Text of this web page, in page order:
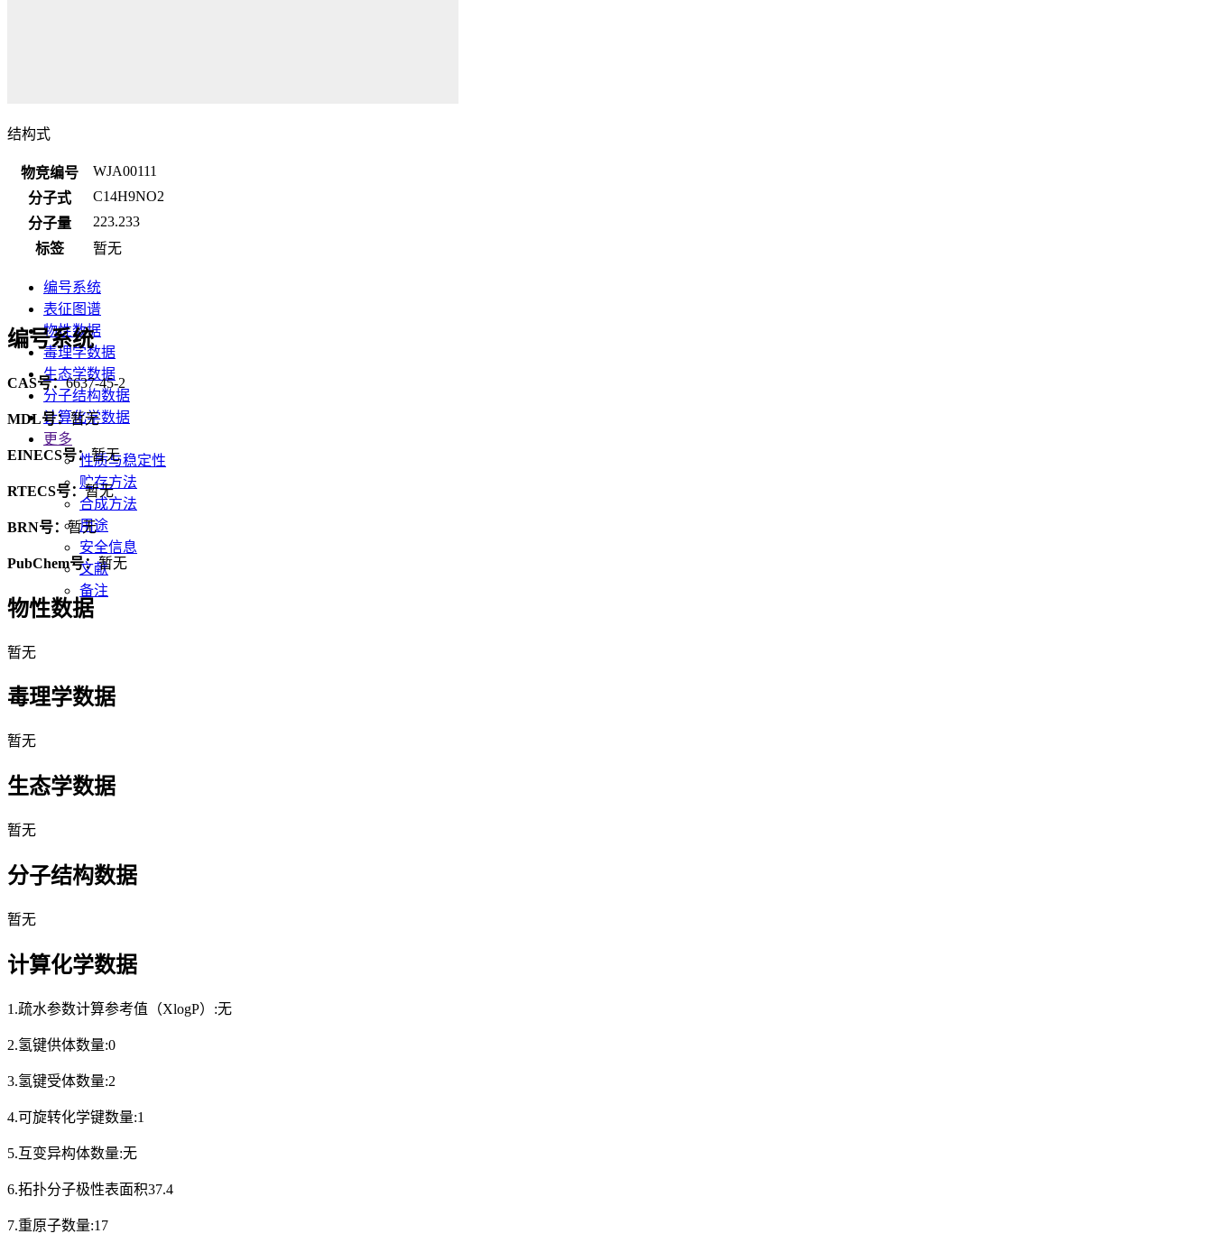
结构式
物竞编号
WJA00111
分子式
C14H9NO2
分子量
223.233
标签
暂无
编号系统
表征图谱
物性数据
毒理学数据
生态学数据
分子结构数据
计算化学数据
更多
性质与稳定性
贮存方法
合成方法
用途
安全信息
文献
备注
编号系统
CAS号：6637-45-2
MDL号：暂无
EINECS号：暂无
RTECS号：暂无
BRN号：暂无
PubChem号：暂无
物性数据
暂无
毒理学数据
暂无
生态学数据
暂无
分子结构数据
暂无
计算化学数据
1.疏水参数计算参考值（XlogP）:无
2.氢键供体数量:0
3.氢键受体数量:2
4.可旋转化学键数量:1
5.互变异构体数量:无
6.拓扑分子极性表面积37.4
7.重原子数量:17